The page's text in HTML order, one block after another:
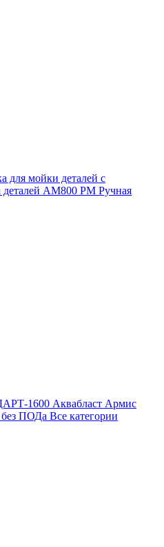
для мойки деталей с
деталей АМ800 РМ Ручная
1600 Аквабласт Армис
без ПОДа Все категории